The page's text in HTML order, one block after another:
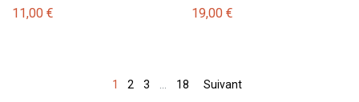
11,00 €
19,00 €
1 2 3 18 Suivant